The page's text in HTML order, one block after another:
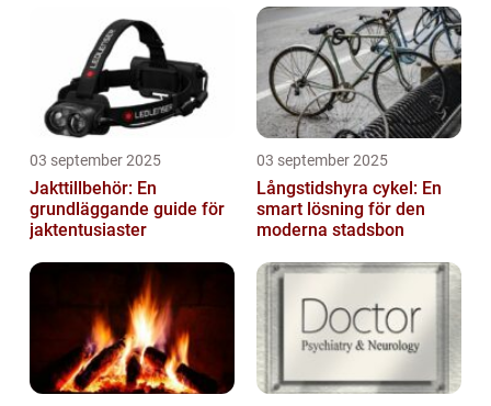
03 september 2025
Jakttillbehör: En
grundläggande guide för
jaktentusiaster
03 september 2025
Långstidshyra cykel: En
smart lösning för den
moderna stadsbon